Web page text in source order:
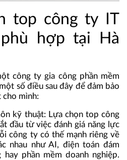
top công ty IT
hợp tại Hà
công ty gia công phần mềm
số điều sau đây để đảm bảo
mình:
kỹ thuật: Lựa chọn top công
đầu từ việc đánh giá năng lực
công ty có thế mạnh riêng về
nhau như AI, điện toán đám
hay phần mềm doanh nghiệp.